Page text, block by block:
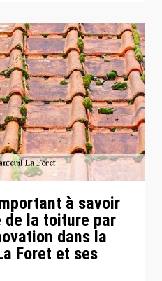
à savoir
de la toiture par
dans la
Foret et ses